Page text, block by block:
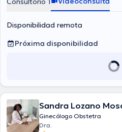
Disponibilidad remota
Próxima disponibilidad
Sandra Lozano
Ginecólogo Obstetra
Dra.